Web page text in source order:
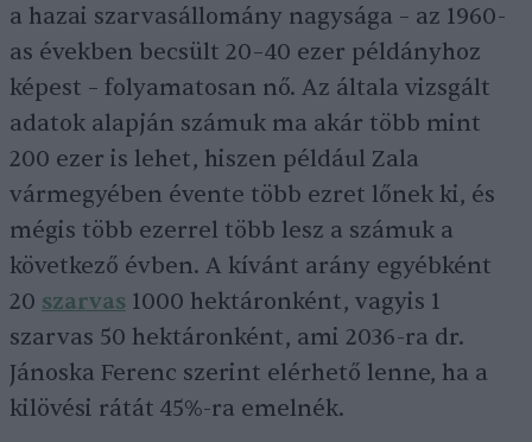
a hazai szarvasállomány nagysága – az 1960-
as években becsült 20–40 ezer példányhoz
képest – folyamatosan nő. Az általa vizsgált
adatok alapján számuk ma akár több mint
200 ezer is lehet, hiszen például Zala
vármegyében évente több ezret lőnek ki, és
mégis több ezerrel több lesz a számuk a
következő évben. A kívánt arány egyébként
20 szarvas 1000 hektáronként, vagyis 1
szarvas 50 hektáronként, ami 2036-ra dr.
Jánoska Ferenc szerint elérhető lenne, ha a
kilövési rátát 45%-ra emelnék.